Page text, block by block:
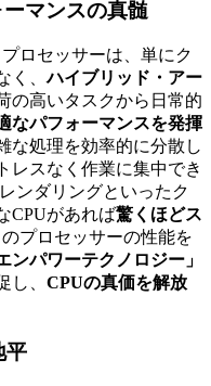
マンスの真髄
ロセッサーは、単にク
く、ハイブリッド・アー
の高いタスクから日常的
なパフォーマンスを発揮
な処理を効率的に分散し
レスなく作業に集中でき
ンダリングといったク
CPUがあれば驚くほどス
プロセッサーの性能を
ンパワーテクノロジー」
し、 CPUの真価を解放
平